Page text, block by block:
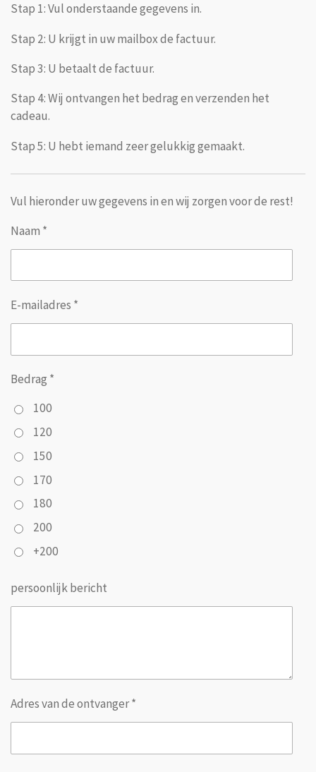
Stap 1: Vul onderstaande gegevens in.
Stap 2: U krijgt in uw mailbox de factuur.
Stap 3: U betaalt de factuur.
Stap 4: Wij ontvangen het bedrag en verzenden het
cadeau.
Stap 5: U hebt iemand zeer gelukkig gemaakt.
Vul hieronder uw gegevens in en wij zorgen voor de rest!
Naam *
E-mailadres *
Bedrag *
100
120
150
170
180
200
+200
persoonlijk bericht
Adres van de ontvanger *